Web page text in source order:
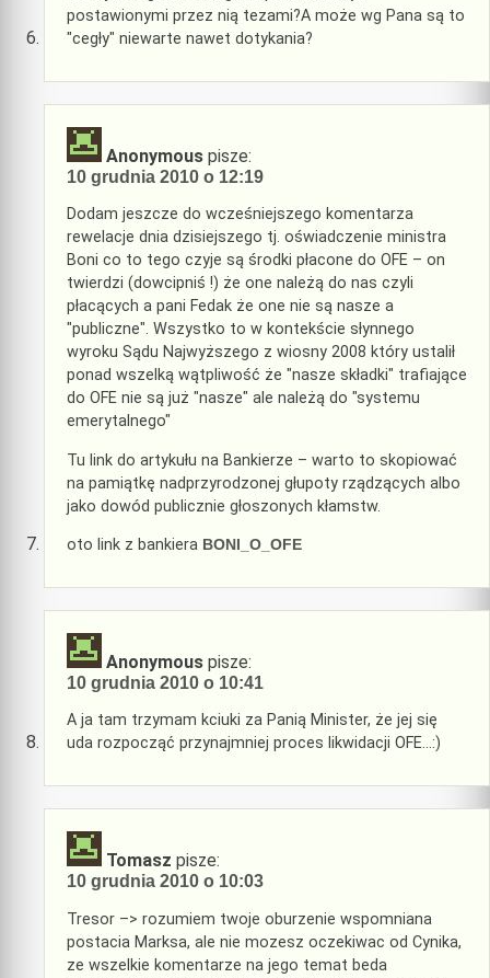
postawionymi przez nią tezami?A może wg Pana są to
"cegły" niewarte nawet dotykania?
Anonymous pisze:
10 grudnia 2010 o 12:19
Dodam jeszcze do wcześniejszego komentarza
rewelacje dnia dzisiejszego tj. oświadczenie ministra
Boni co to tego czyje są środki płacone do OFE – on
twierdzi (dowcipniś !) że one należą do nas czyli
płacących a pani Fedak że one nie są nasze a
"publiczne". Wszystko to w kontekście słynnego
wyroku Sądu Najwyższego z wiosny 2008 który ustalił
ponad wszelką wątpliwość że "nasze składki" trafiające
do OFE nie są już "nasze" ale należą do "systemu
emerytalnego"
Tu link do artykułu na Bankierze – warto to skopiować
na pamiątkę nadprzyrodzonej głupoty rządzących albo
jako dowód publicznie głoszonych kłamstw.
oto link z bankiera BONI_O_OFE
Anonymous pisze:
10 grudnia 2010 o 10:41
A ja tam trzymam kciuki za Panią Minister, że jej się
uda rozpocząć przynajmniej proces likwidacji OFE…:)
Tomasz pisze:
10 grudnia 2010 o 10:03
Tresor –> rozumiem twoje oburzenie wspomniana
postacia Marksa, ale nie mozesz oczekiwac od Cynika,
ze wszelkie komentarze na jego temat beda